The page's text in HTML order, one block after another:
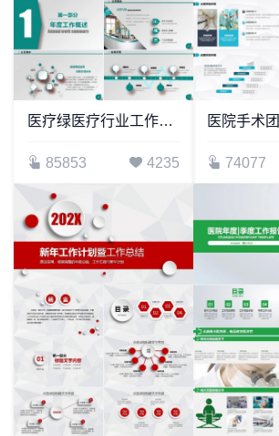
医疗绿医疗行业工作报告PPT模板医院工作总结医药代表销售汇报医生工作总结护士工作总结
85853 4235
医院手术
74077